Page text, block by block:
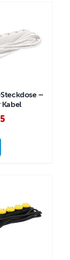
–
Kabel